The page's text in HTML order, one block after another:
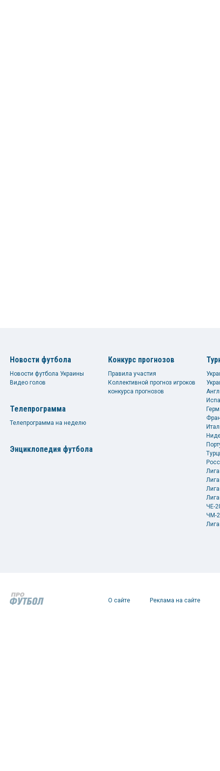
Новости футбола
Новости футбола Украины
Видео голов
Телепрограмма
Телепрограмма на неделю
Энциклопедия футбола
Конкурс прогнозов
Правила участия
Коллективной прогноз игроков
конкурса прогнозов
ЧЕ-
ЧМ-
О сайте Реклама на сайте